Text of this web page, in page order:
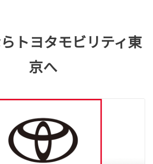
トヨタモビリティ東
京へ